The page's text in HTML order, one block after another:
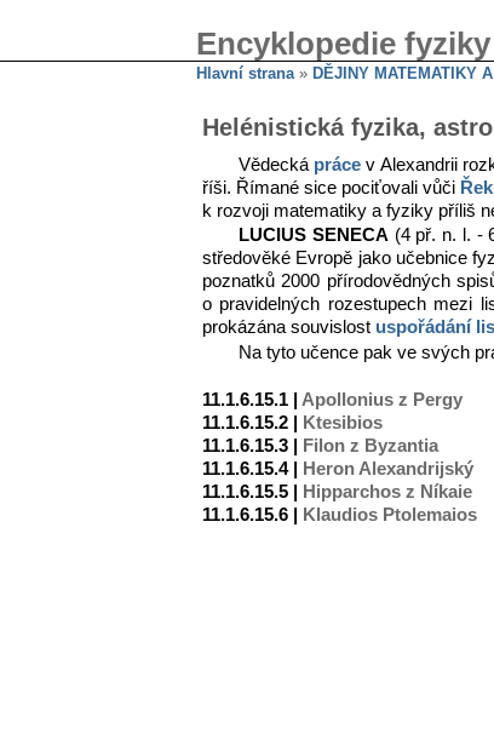
Encyklopedie fyziky
Hlavní strana» DĚJINY MATEMATIKY
Helénistická fyzika,
Vědecká práce v Alexandrii
říši. Římané sice pociťovali vůči
k rozvoji matematiky a fyziky příliš
LUCIUS SENECA(4 př. n. l. -
středověké Evropě jako učebnice
poznatků 2000 přírodovědných
o pravidelných rozestupech mezi
prokázána souvislost uspořádání
Na tyto učence pak ve svých
11.1.6.15.1 | Apollonius z Pergy
11.1.6.15.2 |
Ktesibios
11.1.6.15.3 |
Filon z Byzantia
11.1.6.15.4 |
Heron Alexandrijský
11.1.6.15.5 |
Hipparchos z Níkaie
11.1.6.15.6 |
Klaudios Ptolemaios